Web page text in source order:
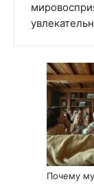
Почему